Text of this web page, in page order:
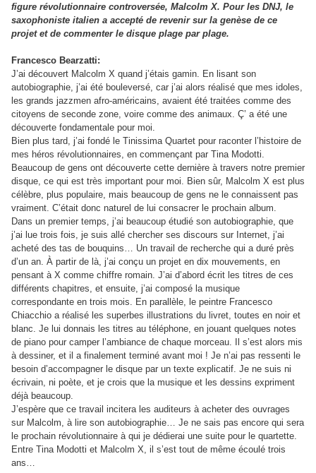
figure révolutionnaire controversée, Malcolm X. Pour les DNJ, le
saxophoniste italien a accepté de revenir sur la genèse de ce
projet et de commenter le disque plage par plage.
Francesco Bearzatti:
J’ai découvert Malcolm X quand j’étais gamin. En lisant son
autobiographie, j’ai été bouleversé, car j’ai alors réalisé que mes idoles,
les grands jazzmen afro-américains, avaient été traitées comme des
citoyens de seconde zone, voire comme des animaux. Ç’ a été une
découverte fondamentale pour moi.
Bien plus tard, j’ai fondé le Tinissima Quartet pour raconter l’histoire de
mes héros révolutionnaires, en commençant par Tina Modotti.
Beaucoup de gens ont découverte cette dernière à travers notre premier
disque, ce qui est très important pour moi. Bien sûr, Malcolm X est plus
célèbre, plus populaire, mais beaucoup de gens ne le connaissent pas
vraiment. C’était donc naturel de lui consacrer le prochain album.
Dans un premier temps, j’ai beaucoup étudié son autobiographie, que
j’ai lue trois fois, je suis allé chercher ses discours sur Internet, j’ai
acheté des tas de bouquins… Un travail de recherche qui a duré près
d’un an. À partir de là, j’ai conçu un projet en dix mouvements, en
pensant à X comme chiffre romain. J’ai d’abord écrit les titres de ces
différents chapitres, et ensuite, j’ai composé la musique
correspondante en trois mois. En parallèle, le peintre Francesco
Chiacchio a réalisé les superbes illustrations du livret, toutes en noir et
blanc. Je lui donnais les titres au téléphone, en jouant quelques notes
de piano pour camper l’ambiance de chaque morceau. Il s’est alors mis
à dessiner, et il a finalement terminé avant moi ! Je n’ai pas ressenti le
besoin d’accompagner le disque par un texte explicatif. Je ne suis ni
écrivain, ni poète, et je crois que la musique et les dessins expriment
déjà beaucoup.
J’espère que ce travail incitera les auditeurs à acheter des ouvrages
sur Malcolm, à lire son autobiographie… Je ne sais pas encore qui sera
le prochain révolutionnaire à qui je dédierai une suite pour le quartette.
Entre Tina Modotti et Malcolm X, il s’est tout de même écoulé trois
ans…